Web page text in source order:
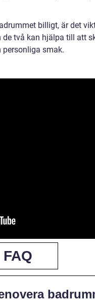
billigt, är det
två kan hjälpa till att
smak.
FAQ